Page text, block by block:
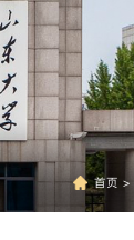
首页 >